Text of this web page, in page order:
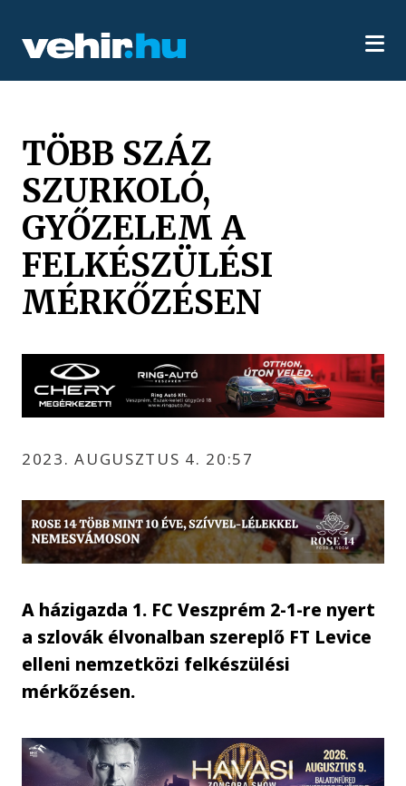
TÖBB SZÁZ
SZURKOLÓ,
GYŐZELEM A
FELKÉSZÜLÉSI
MÉRKŐZÉSEN
2023. AUGUSZTUS 4. 20:57
A házigazda 1. FC Veszprém 2-1-re nyert
a szlovák élvonalban szereplő FT Levice
elleni nemzetközi felkészülési
mérkőzésen.